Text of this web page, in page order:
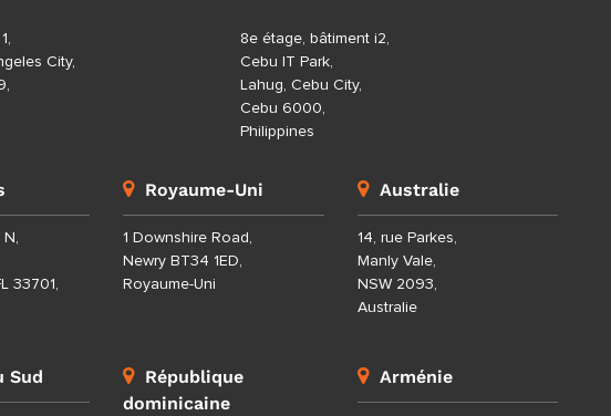
City,
8e étage, bâtiment i2,
Cebu IT Park,
Lahug, Cebu City,
Cebu 6000,
Philippines
33701,
Royaume-Uni
1 Downshire Road,
Newry BT34 1ED,
Royaume-Uni
Australie
14, rue Parkes,
Manly Vale,
NSW 2093,
Australie
Sud
République
dominicaine
Arménie